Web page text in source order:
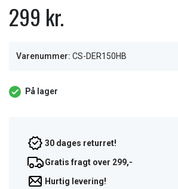
299 kr.
Varenummer: CS-DER150HB
På lager
30 dages returret!
Gratis fragt over 299,-
Hurtig levering!